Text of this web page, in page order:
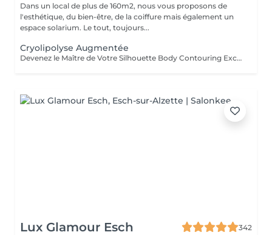
Dans un local de plus de 160m2, nous vous proposons de
l'esthétique, du bien-être, de la coiffure mais également un
espace solarium. Le tout, toujours...
Cryolipolyse Augmentée
Devenez le Maître de Votre Silhouette Body Contouring Exclusif Vous aspirez à redéfinir votre silhouette, dire adieu à la peau d'orange, et être prête pour votre summer body ? Ressentez-vous le besoin d'être accompagnée par des professionnelles pour retrouver le corps qui vous fait vous sentir au mieux ? Arboria Beauty est là pour concrétiser vos objectifs! Le Body Contouring by CONTOUR PARIS® offre une solution complète, personnalisée et unique grâce à la combinaison de trois technologies de pointe : La Cryolipolyse Augmentée, pour affiner votre silhouette sur mesure. Le Laser Diode Focalisé, pour atténuer la cellulite. Le Palber-Rouler Mécanique, pour raffermir la beau. Laissez-nous vous guider vers une transformation qui révélera votre meilleure version ! Arboria Beauty détient l'exclusivité au Luxembourg pour vous offrir en avant-première le Body Contouring by CONTOUR PARIS®, une expérience minceur unique en son genre dans le domaine de médecine esthétique.
Lux Glamour Esch
342